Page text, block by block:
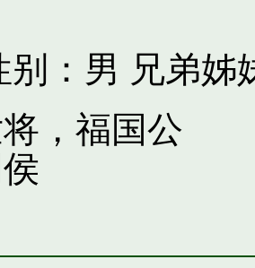
别：男 兄弟姊
，福国公